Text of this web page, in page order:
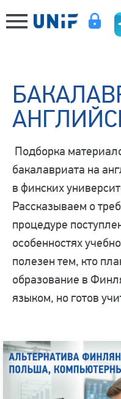
Подборка
бакалавриата на
в финских
Рассказываем о
процедуре
особенностях
полезен тем, кто
образование в
языком, но готов